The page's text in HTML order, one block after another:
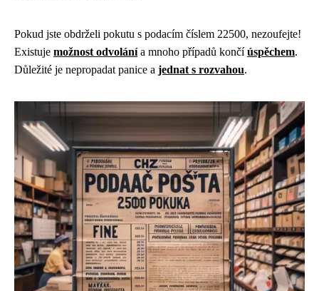
Pokud jste obdrželi pokutu s podacím číslem 22500, nezoufejte!
Existuje možnost odvolánía mnoho případů končíúspěchem.
Důležité je nepropadat panice a jednat s rozvahou.